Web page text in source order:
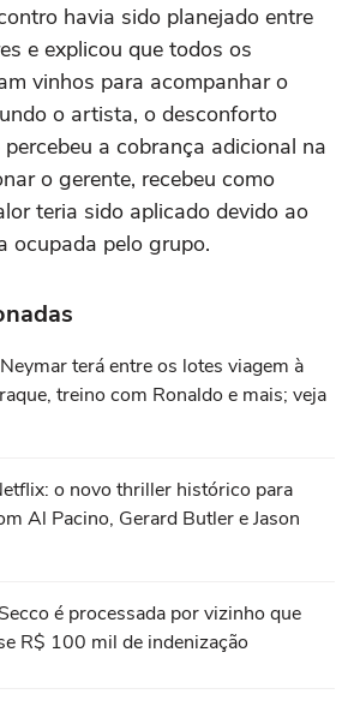
havia sido planejado entre
e explicou que todos os
vinhos para acompanhar o
o artista, o desconforto
a cobrança adicional na
o gerente, recebeu como
teria sido aplicado devido ao
ocupada pelo grupo.
terá entre os lotes viagem à
treino com Ronaldo e mais; veja
o novo thriller histórico para
Al Pacino, Gerard Butler e Jason
é processada por vizinho que
R$ 100 mil de indenização